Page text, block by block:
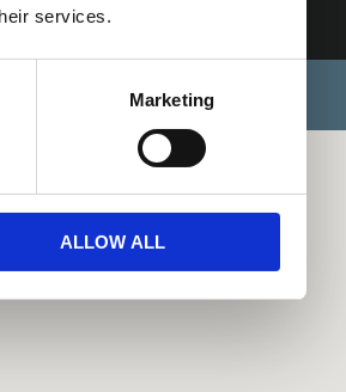
services.
Marketing
ALLOW ALL